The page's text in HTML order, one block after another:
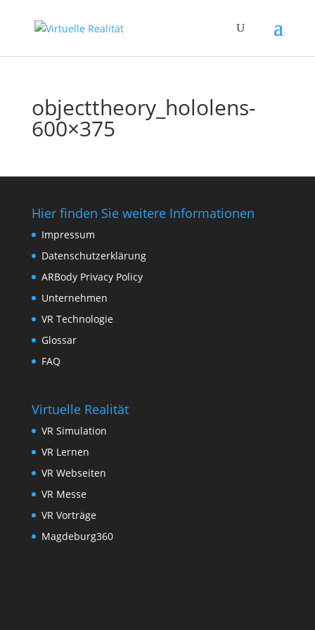
objecttheory_hololens-
600×375
Hier finden Sie weitere Informationen
Impressum
Datenschutzerklärung
ARBody Privacy Policy
Unternehmen
VR Technologie
Glossar
FAQ
Virtuelle Realität
VR Simulation
VR Lernen
VR Webseiten
VR Messe
VR Vorträge
Magdeburg360